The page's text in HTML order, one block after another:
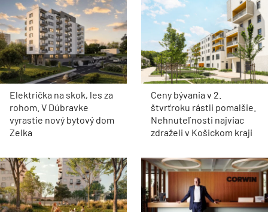
Električka na skok, les za
rohom. V Dúbravke
vyrastie nový bytový dom
Zelka
Ceny bývania v 2.
štvrťroku rástli pomalšie.
Nehnuteľnosti najviac
zdraželi v Košickom kraji